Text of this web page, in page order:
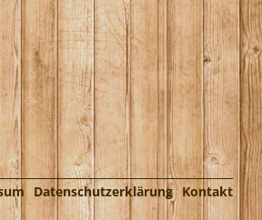
Datenschutzerklärung Kontakt